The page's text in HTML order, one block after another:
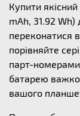
Купити
mAh, 31.92 Wh)
переконатися
порівняйте
парт-
батарею важко,
вашого